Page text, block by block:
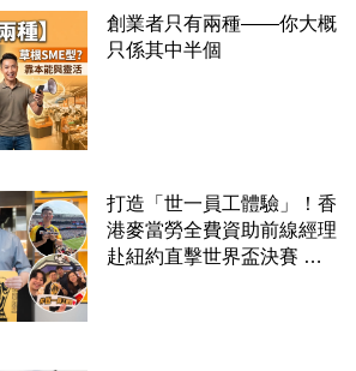
創業者只有兩種——你大概
只係其中半個
打造「世一員工體驗」！香
港麥當勞全費資助前線經理
赴紐約直擊世界盃決賽 見